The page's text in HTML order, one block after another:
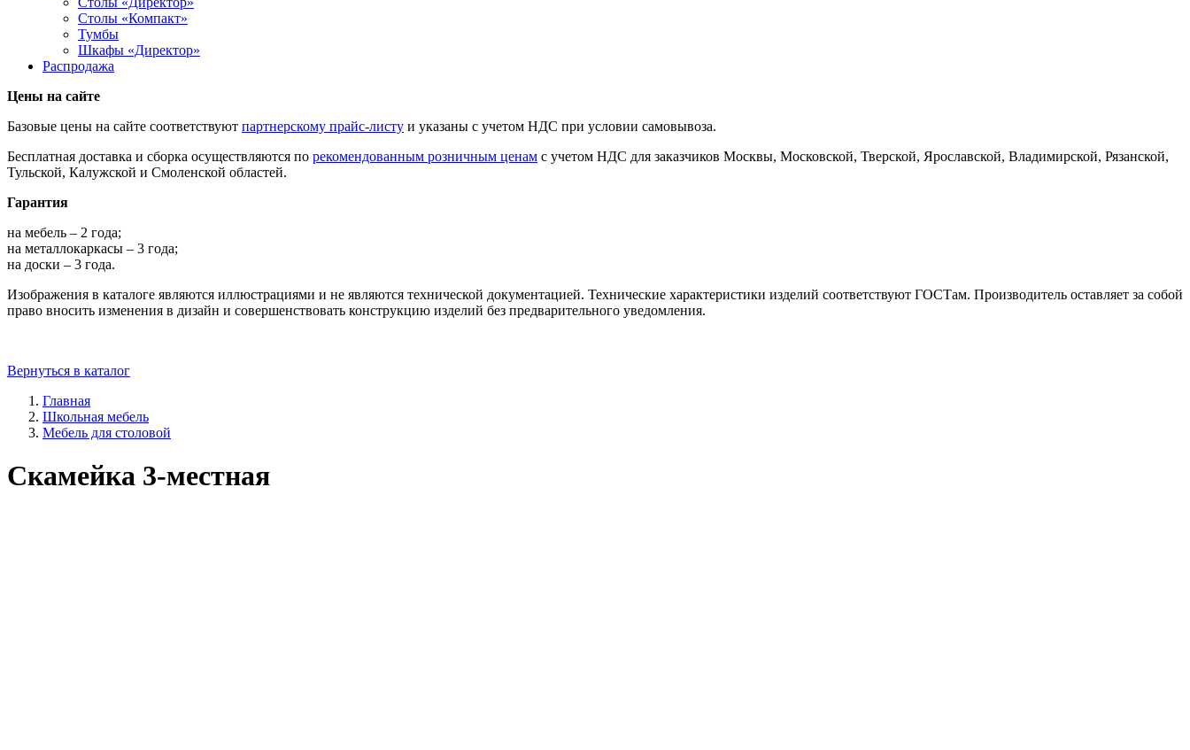
Столы «Компакт»
Тумбы
Шкафы «Директор»
Распродажа
Цены на сайте
Базовые цены на сайте соответствуют партнерскому прайс-листу и указаны с учетом НДС при условии самовывоза.
Бесплатная доставка и сборка осуществляются по рекомендованным розничным ценам с учетом НДС для заказчиков Москвы, Московской, Тверской, Ярославской, Владимирской, Рязанской,
Тульской, Калужской и Смоленской областей.
Гарантия
на мебель – 2 года;
на металлокаркасы – 3 года;
на доски – 3 года.
Изображения в каталоге являются иллюстрациями и не являются технической документацией. Технические характеристики изделий соответствуют ГОСТам. Производитель оставляет за собой
право вносить изменения в дизайн и совершенствовать конструкцию изделий без предварительного уведомления.
Вернуться в каталог
Главная
Школьная мебель
Мебель для столовой
Скамейка 3-местная